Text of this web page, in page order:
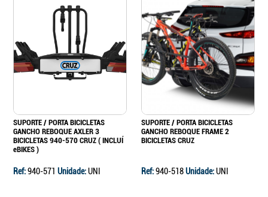
SUPORTE / PORTA BICICLETAS
GANCHO REBOQUE AXLER 3
BICICLETAS 940-570 CRUZ ( INCLUÍ
eBIKES )
Ref:940-571 Unidade:UNI
SUPORTE / PORTA BICICLETAS
GANCHO REBOQUE FRAME 2
BICICLETAS CRUZ
Ref:940-518Unidade:UNI